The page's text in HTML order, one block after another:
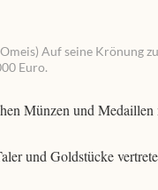
Auf seine Krönung
Euro.
Münzen und
und Goldstücke